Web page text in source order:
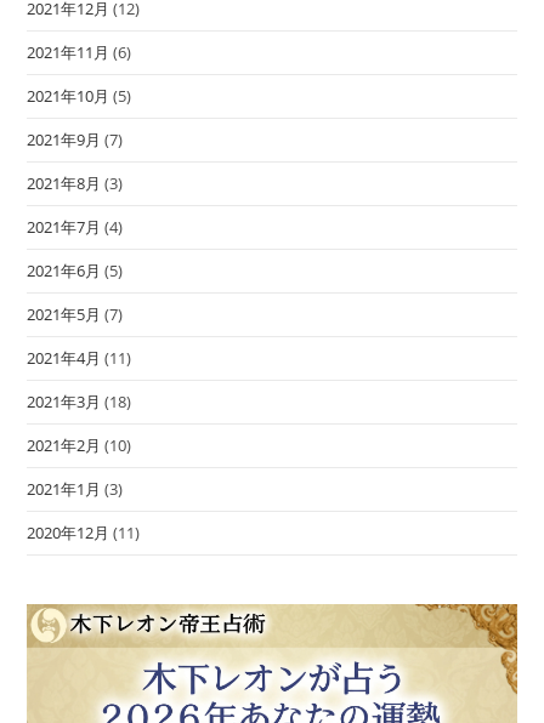
2021年12月 (12)
2021年11月 (6)
2021年10月 (5)
2021年9月 (7)
2021年8月 (3)
2021年7月 (4)
2021年6月 (5)
2021年5月 (7)
2021年4月 (11)
2021年3月 (18)
2021年2月 (10)
2021年1月 (3)
2020年12月 (11)